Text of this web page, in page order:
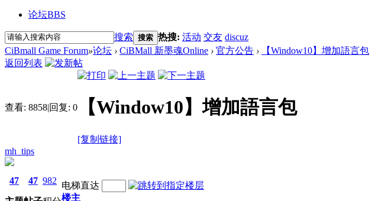
论坛BBS
搜索 搜索 热搜: 活动 交友 discuz
CiBmall Game Forum»论坛 › CiBMall 新墨魂Online › 官方公告 ›
【Window10】增加語言包
返回列表
查看: 8858|回复: 0 【Window10】增加語言包
[复制链接]
mh_tips
47 47 982 电梯直达
楼主